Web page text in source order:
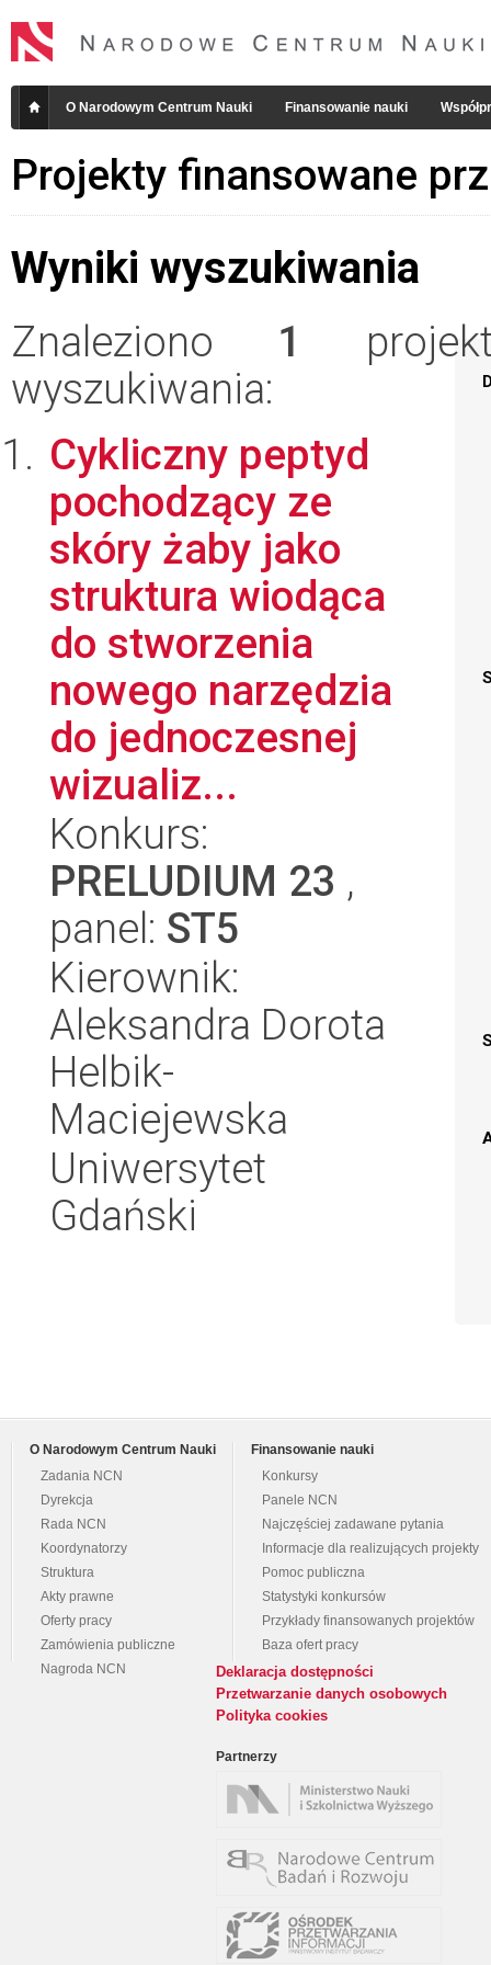
O Narodowym Centrum Nauki Finansowanie nauki
Projekty finansowane
Wyniki wyszukiwania
Znaleziono 1
wyszukiwania:
Cykliczny peptyd
pochodzący ze
skóry żaby jako
struktura wiodąca
do stworzenia
nowego narzędzia
do jednoczesnej
wizualiz...
Konkurs:
PRELUDIUM 23 ,
panel: ST5
Kierownik:
Aleksandra Dorota
Helbik-
Maciejewska
Uniwersytet
Gdański
O Narodowym Centrum Nauki
Zadania NCN
Dyrekcja
Rada NCN
Koordynatorzy
Struktura
Akty prawne
Oferty pracy
Zamówienia publiczne
Nagroda NCN
Finansowanie nauki
Konkursy
Panele NCN
Najczęściej zadawane pytania
Informacje dla realizujących projekty
Pomoc publiczna
Statystyki konkursów
Przykłady finansowanych projektów
Baza ofert pracy
Deklaracja dostępności
Przetwarzanie danych osobowych
Polityka cookies
Partnerzy